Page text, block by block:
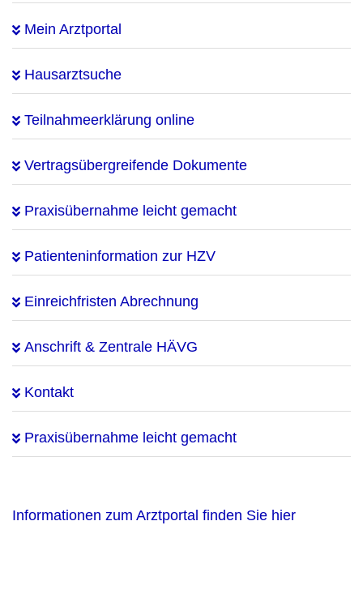
Mein Arztportal
Hausarztsuche
Teilnahmeerklärung online
Vertragsübergreifende Dokumente
Praxisübernahme leicht gemacht
Patienteninformation zur HZV
Einreichfristen Abrechnung
Anschrift & Zentrale HÄVG
Kontakt
Praxisübernahme leicht gemacht
Informationen zum Arztportal finden Sie hier